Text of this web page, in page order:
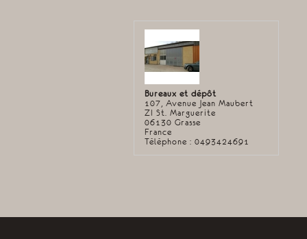
Bureaux et dépôt
107, Avenue Jean Maubert
ZI St. Marguerite
06130 Grasse
France
Téléphone : 0493424691